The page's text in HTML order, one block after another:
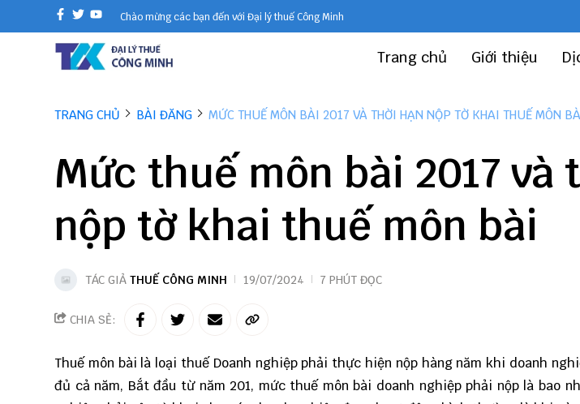
Chào mừng các bạn đến với Đại lý thuế Công Minh
Trang chủ Giới thiệu
TRANG CHỦ BÀI ĐĂNG MỨC THUẾ MÔN BÀI 2017 VÀ THỜI HẠN NỘP TỜ KHAI THUẾ MÔN
Mức thuế môn bài 2017 và
nộp tờ khai thuế môn bài
TÁC GIẢ THUẾ CÔNG MINH 19/07/2024 7 PHÚT ĐỌC
CHIA SẺ:
Thuế môn bài là loại thuế Doanh nghiệp phải thực hiện nộp hàng năm khi doanh
đủ cả năm, Bắt đầu từ năm 201, mức thuế môn bài doanh nghiệp phải nộp là bao